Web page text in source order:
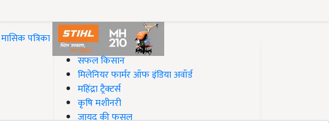
मासिक पत्रिका
#Top on Krishi Jagran
सफल किसान
मिलेनियर फार्मर ऑफ इंडिया अवॉर्ड
महिंद्रा ट्रैक्टर्स
कृषि मशीनरी
जायद की फसल